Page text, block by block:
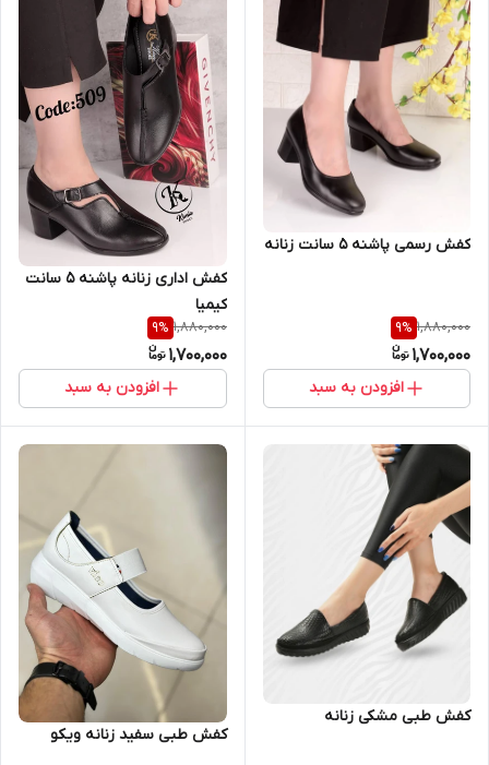
کفش رسمی پاشنه ۵ سانت زنانه
1,880,000
9%
1,700,000
افزودن به سبد
کفش اداری زنانه پاشنه ۵ سانت
کیمیا
1,880,000
9%
1,700,000
افزودن به سبد
کفش طبی مشکی زنانه
کفش طبی سفید زنانه ویکو